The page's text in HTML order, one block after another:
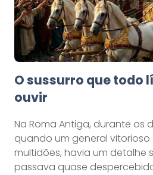
O sussurro que todo
ouvir
Na Roma Antiga, durante os
quando um general
multidões, havia um detalhe
passava quase